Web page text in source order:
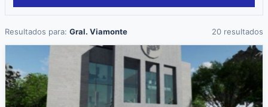
Resultados para: Gral. Viamonte 20 resultados